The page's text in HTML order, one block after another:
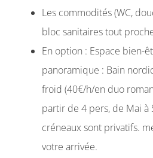
Les commodités (WC,
bloc sanitaires tout
En option : Espace bien-
panoramique : Bain
froid (40€/h/en duo
partir de 4 pers, de Mai à
créneaux sont privatifs.
votre arrivée.